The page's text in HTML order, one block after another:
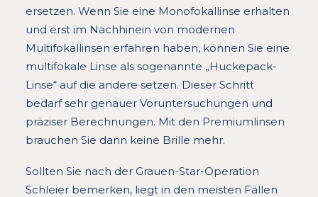
ersetzen. Wenn Sie eine Monofokallinse erhalten
und erst im Nachhinein von modernen
Multifokallinsen erfahren haben, können Sie eine
multifokale Linse als sogenannte „Huckepack-
Linse“ auf die andere setzen. Dieser Schritt
bedarf sehr genauer Voruntersuchungen und
präziser Berechnungen. Mit den Premiumlinsen
brauchen Sie dann keine Brille mehr.
Sollten Sie nach der Grauen-Star-Operation
Schleier bemerken, liegt in den meisten Fällen